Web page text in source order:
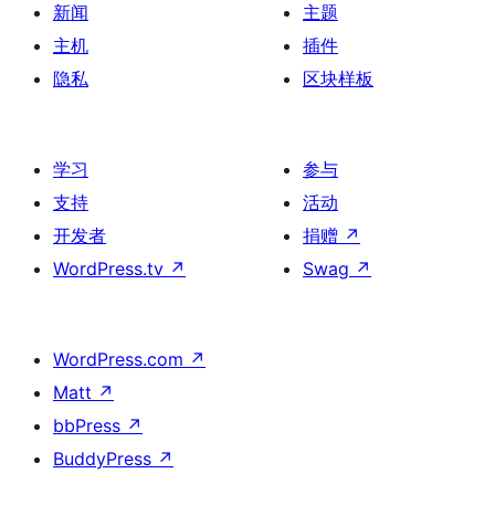
新闻
主机
隐私
主题
插件
区块样板
学习
支持
开发者
WordPress.tv ↗
参与
活动
捐赠 ↗
Swag ↗
WordPress.com ↗
Matt ↗
bbPress ↗
BuddyPress ↗